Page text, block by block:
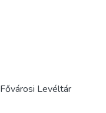
Levéltár